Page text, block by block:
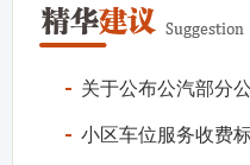
关于公布公汽部分
小区车位服务收费